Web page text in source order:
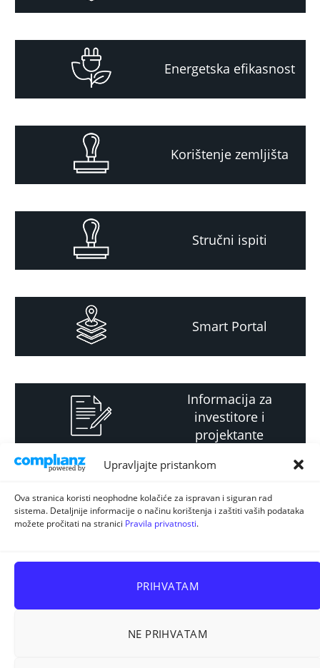
Upravljajte pristankom
Ova stranica koristi neophodne kolačiće za ispravan i siguran rad
sistema. Detaljnije informacije o načinu korištenja i zaštiti vaših podataka
možete pročitati na stranici Pravila privatnosti.
PRIHVATAM
NE PRIHVATAM
Energetska efikasnost
Korištenje zemljišta
Stručni ispiti
Smart Portal
Informacija za
investitore i
projektante
Strateški i planski
dokument